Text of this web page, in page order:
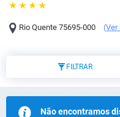
Rio Quente 75695-000 (Ver
FILTRAR
Não encontramos